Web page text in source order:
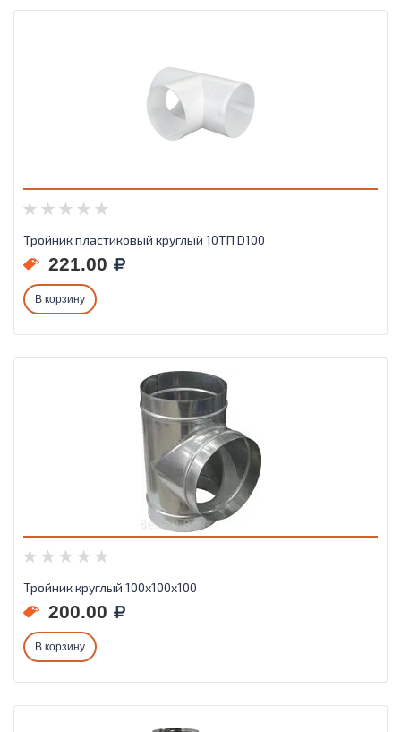
Тройник пластиковый круглый 10ТП D100
221.00
В корзину
Тройник круглый 100х100х100
200.00
В корзину